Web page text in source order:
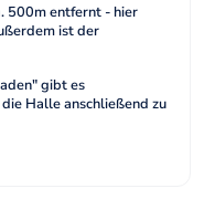
500m entfernt - hier
ist der
gibt es
Halle anschließend zu